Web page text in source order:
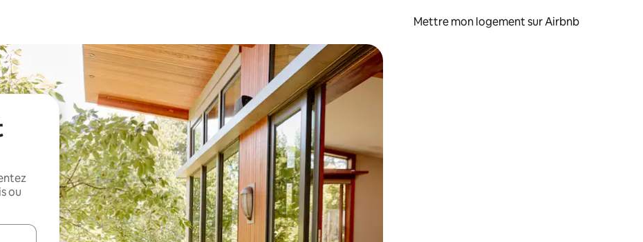
Mettre mon logement sur Airbnb
ou